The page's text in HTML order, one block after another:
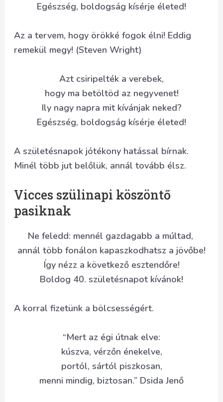
Egészség, boldogság kísérje életed!
Az a tervem, hogy örökké fogok élni! Eddig
remekül megy! (Steven Wright)
Azt csiripelték a verebek,
hogy ma betöltöd az negyvenet!
Ily nagy napra mit kívánjak neked?
Egészség, boldogság kísérje életed!
A születésnapok jótékony hatással bírnak.
Minél több jut belőlük, annál tovább élsz.
Vicces szülinapi köszöntő
pasiknak
Ne feledd: mennél gazdagabb a múltad,
annál több fonálon kapaszkodhatsz a jövőbe!
Így nézz a következő esztendőre!
Boldog 40. születésnapot kívánok!
A korral fizetünk a bölcsességért.
“Mert az égi útnak elve:
kúszva, vérzőn énekelve,
portól, sártól piszkosan,
menni mindig, biztosan.” Dsida Jenő